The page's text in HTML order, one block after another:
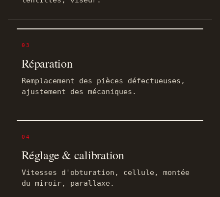
03
Réparation
Remplacement des pièces défectueuses,
ajustement des mécaniques.
04
Réglage & calibration
Vitesses d'obturation, cellule, montée
du miroir, parallaxe.